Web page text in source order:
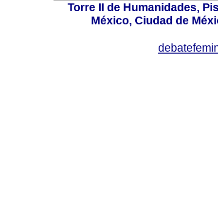
Torre II de Humanidades,
México, Ciudad de